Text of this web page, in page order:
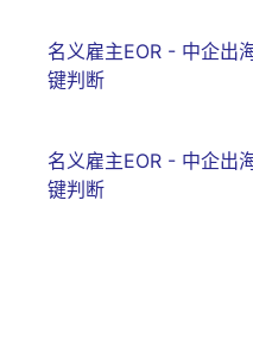
名义雇主EOR - 中企出
键判断
名义雇主EOR - 中企出
键判断